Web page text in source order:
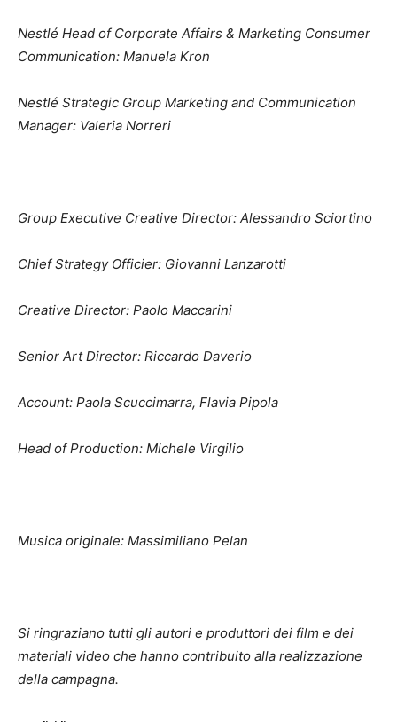
Nestlé Head of Corporate Affairs & Marketing Consumer
Communication: Manuela Kron
Nestlé Strategic Group Marketing and Communication
Manager: Valeria Norreri
Group Executive Creative Director: Alessandro Sciortino
Chief Strategy Officier: Giovanni Lanzarotti
Creative Director: Paolo Maccarini
Senior Art Director: Riccardo Daverio
Account: Paola Scuccimarra, Flavia Pipola
Head of Production: Michele Virgilio
Musica originale: Massimiliano Pelan
Si ringraziano tutti gli autori e produttori dei film e dei
materiali video che hanno contribuito alla realizzazione
della campagna.